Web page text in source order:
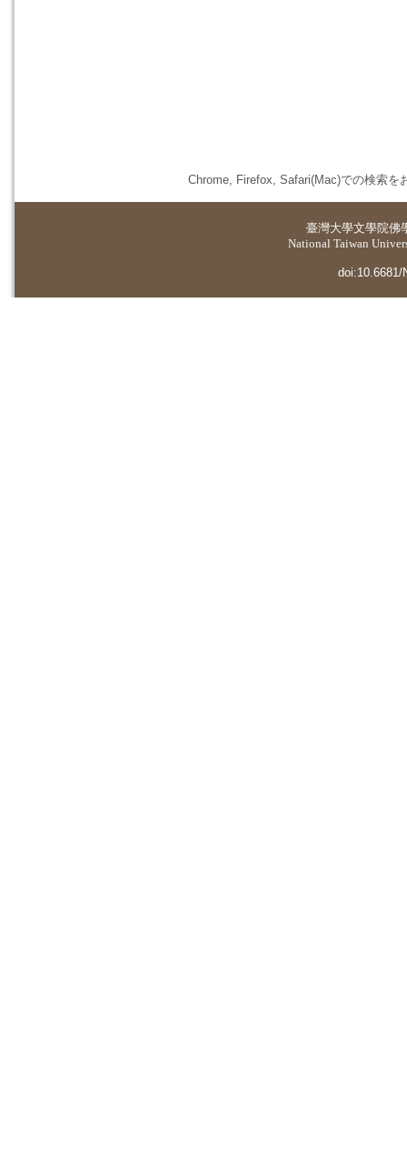
Chrome, Firefox, Safari(Mac)での検索を
臺灣大學文學院佛
National Taiwan
doi:10.6681/